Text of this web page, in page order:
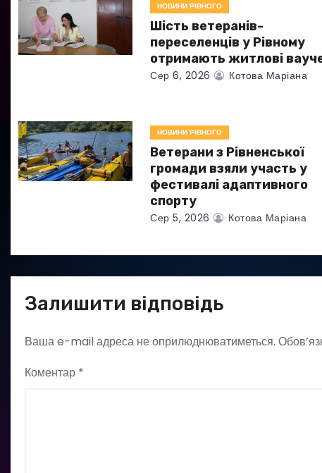
з
а
с
і
НОВИНИ РІВНОГО
Шість ветеранів-
переселенців у Рівному
отримають житлові
Сер 6, 2026 Котова Маріана
НОВИНИ РІВНОГО
Ветерани з Рівненської
громади взяли участь у
фестивалі адаптивного
спорту
Сер 5, 2026 Котова Маріана
Залишити відповідь
Ваша e-mail адреса не оприлюднюватиметься.
Коментар *